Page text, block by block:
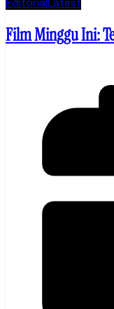
Film Minggu Ini: